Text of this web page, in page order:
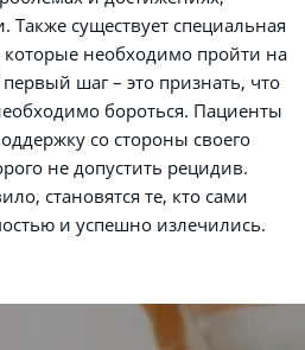
Также существует специальная
необходимо пройти на
шаг – это признать, что
бороться. Пациенты
со стороны своего
не допустить рецидив.
становятся те, кто сами
и успешно излечились.